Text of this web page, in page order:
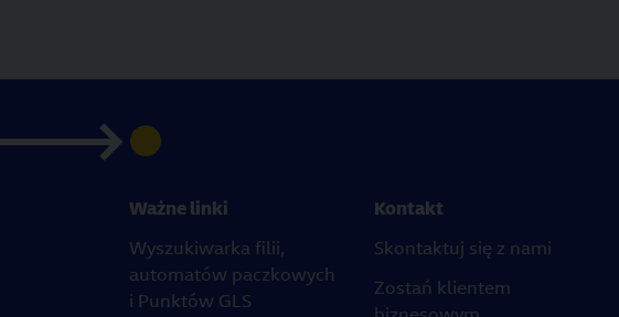
Ważne linki
Wyszukiwarka filii,
automatów paczkowych
i Punktów GLS
Kontakt
Skontaktuj się z nami
Zostań klientem